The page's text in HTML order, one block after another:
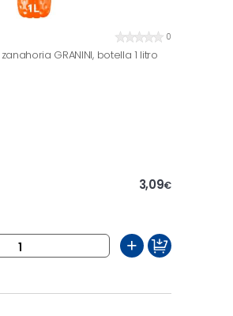
0
GRANINI, botella 1 litro
3,09€
+